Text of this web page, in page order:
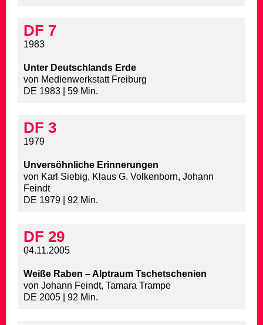
DF 7
1983
Unter Deutschlands Erde
von Medienwerkstatt Freiburg
DE 1983 | 59 Min.
DF 3
1979
Unversöhnliche Erinnerungen
von Karl Siebig, Klaus G. Volkenborn, Johann
Feindt
DE 1979 | 92 Min.
DF 29
04.11.2005
Weiße Raben – Alptraum Tschetschenien
von Johann Feindt, Tamara Trampe
DE 2005 | 92 Min.